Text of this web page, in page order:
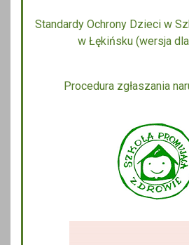
Standardy Ochrony Dzieci w
w Łękińsku (wersja
Procedura zgłaszania